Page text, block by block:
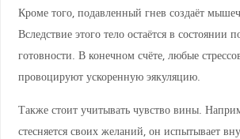
Кроме того, подавленный гнев создаёт
Вследствие этого тело остаётся в состоянии
готовности. В конечном счёте, любые
провоцируют ускоренную эякуляцию.
Также стоит учитывать чувство вины.
стесняется своих желаний, он испытывает